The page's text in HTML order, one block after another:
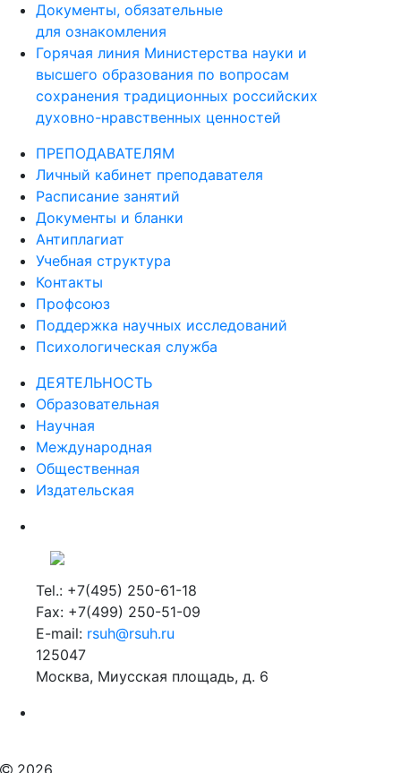
Документы, обязательные
для ознакомления
Горячая линия Министерства науки и
высшего образования по вопросам
сохранения традиционных российских
духовно-нравственных ценностей
ПРЕПОДАВАТЕЛЯМ
Личный кабинет преподавателя
Расписание занятий
Документы и бланки
Антиплагиат
Учебная структура
Контакты
Профсоюз
Поддержка научных исследований
Психологическая служба
ДЕЯТЕЛЬНОСТЬ
Образовательная
Научная
Международная
Общественная
Издательская
Tel.: +7(495) 250-61-18
Fax: +7(499) 250-51-09
E-mail: rsuh@rsuh.ru
125047
Москва, Миусская площадь, д. 6
2026